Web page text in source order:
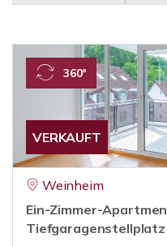
VERKAUFT
360°
Weinheim
Ein-Zimmer-